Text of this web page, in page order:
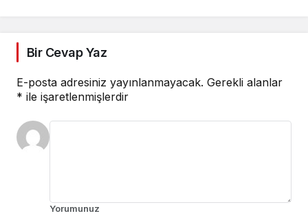
Bir Cevap Yaz
E-posta adresiniz yayınlanmayacak. Gerekli alanlar
* ile işaretlenmişlerdir
Yorumunuz